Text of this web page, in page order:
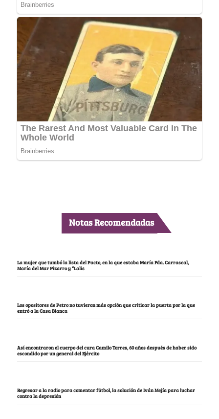
Notas Recomendadas
La mujer que tumbó la lista del Pacto, en la que estaba María Fda. Carrascal,
María del Mar Pizarro y “Lalis
Los opositores de Petro no tuvieron más opción que criticar la puerta por la que
entró a la Casa Blanca
Así encontraron el cuerpo del cura Camilo Torres, 60 años después de haber sido
escondido por un general del Ejército
Regresar a la radio para comentar fútbol, la solución de Iván Mejía para luchar
contra la depresión